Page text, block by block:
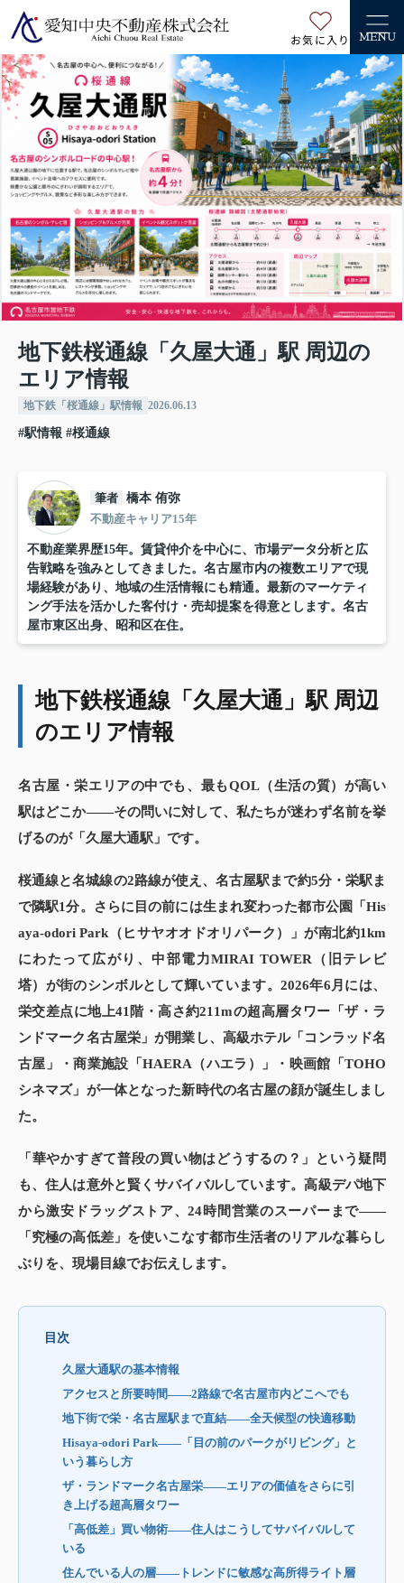
お気に入り MENU
地下鉄桜通線「久屋大通」駅 周辺の
エリア情報
地下鉄「桜通線」駅情報 2026.06.13
#駅情報 #桜通線
筆者 橋本 侑弥
不動産キャリア15年
不動産業界歴15年。賃貸仲介を中心に、市場データ分析と広
告戦略を強みとしてきました。名古屋市内の複数エリアで現
場経験があり、地域の生活情報にも精通。最新のマーケティ
ング手法を活かした客付け・売却提案を得意とします。名古
屋市東区出身、昭和区在住。
地下鉄桜通線「久屋大通」駅 周辺
のエリア情報
名古屋・栄エリアの中でも、最もQOL（生活の質）が高い
駅はどこか——その問いに対して、私たちが迷わず名前を挙
げるのが「久屋大通駅」です。
桜通線と名城線の2路線が使え、名古屋駅まで約5分・栄駅ま
で隣駅1分。さらに目の前には生まれ変わった都市公園「His
aya-odori Park（ヒサヤオオドオリパーク）」が南北約1km
にわたって広がり、中部電力MIRAI TOWER（旧テレビ
塔）が街のシンボルとして輝いています。2026年6月には、
栄交差点に地上41階・高さ約211mの超高層タワー「ザ・ラ
ンドマーク名古屋栄」が開業し、高級ホテル「コンラッド名
古屋」・商業施設「HAERA（ハエラ）」・映画館「TOHO
シネマズ」が一体となった新時代の名古屋の顔が誕生しまし
た。
「華やかすぎて普段の買い物はどうするの？」という疑問
も、住人は意外と賢くサバイバルしています。高級デパ地下
から激安ドラッグストア、24時間営業のスーパーまで——
「究極の高低差」を使いこなす都市生活者のリアルな暮らし
ぶりを、現場目線でお伝えします。
目次
久屋大通駅の基本情報
アクセスと所要時間——2路線で名古屋市内どこへでも
地下街で栄・名古屋駅まで直結——全天候型の快適移動
Hisaya-odori Park——「目の前のパークがリビング」と
いう暮らし方
ザ・ランドマーク名古屋栄——エリアの価値をさらに引
き上げる超高層タワー
「高低差」買い物術——住人はこうしてサバイバルして
いる
住んでいる人の層——トレンドに敏感な高所得ライト層